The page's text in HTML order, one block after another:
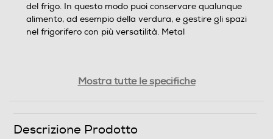
del frigo. In questo modo puoi conservare qualunque
alimento, ad esempio della verdura, e gestire gli spazi
nel frigorifero con più versatilità. Metal
Mostra tutte le specifiche
Descrizione Prodotto